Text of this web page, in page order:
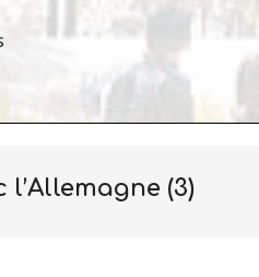
l’Allemagne (3)